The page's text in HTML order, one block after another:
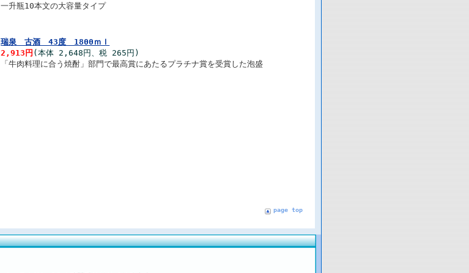
一升瓶10本文の大容量タイプ
瑞泉 古酒 43度 1800ｍｌ
2,913円 (本体 2,648円、税 265円)
「牛肉料理に合う焼酎」部門で最高賞にあたるプラチナ賞を受賞した泡盛
page top